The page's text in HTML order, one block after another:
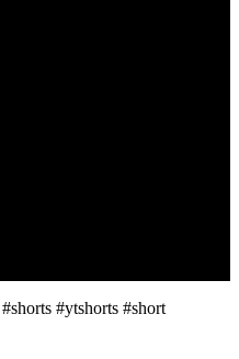
#ytshorts #short